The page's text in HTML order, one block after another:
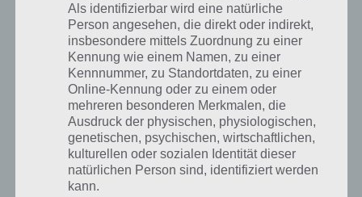
Kapitel 3 Schritt 4b Lösung
12. Blicke nun wieder zur Kiste auf dem Boden im Sand. Setze dort
den Schlüssel links ein und drehe beide Scheiben, sodass diese
verbunden sind. Nun öffnet sich diese und wir können ein OBjekt
aus der Mitte aufnehmen (Steinblock).
Als identifizierbar wird eine natürliche
Person angesehen, die direkt oder indirekt,
insbesondere mittels Zuordnung zu einer
Kennung wie einem Namen, zu einer
Kennnummer, zu Standortdaten, zu einer
Online-Kennung oder zu einem oder
mehreren besonderen Merkmalen, die
Ausdruck der physischen, physiologischen,
genetischen, psychischen, wirtschaftlichen,
kulturellen oder sozialen Identität dieser
natürlichen Person sind, identifiziert werden
kann.